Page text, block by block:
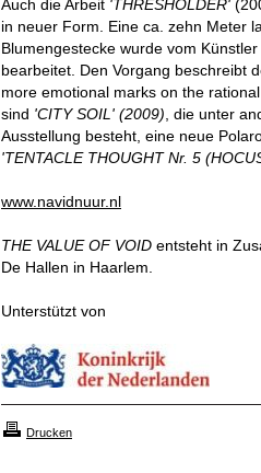
Auch die Arbeit 'THRESHOLDER'
in neuer Form. Eine ca. zehn Meter
Blumengestecke wurde vom
bearbeitet. Den Vorgang beschreibt
more emotional marks on the
sind 'CITY SOIL' (2009) , die unter
Ausstellung besteht, eine neue
'TENTACLE THOUGHT Nr. 5
www.navidnuur.nl
THE VALUE OF VOID entsteht in
De Hallen in Haarlem.
Unterstützt von
Drucken